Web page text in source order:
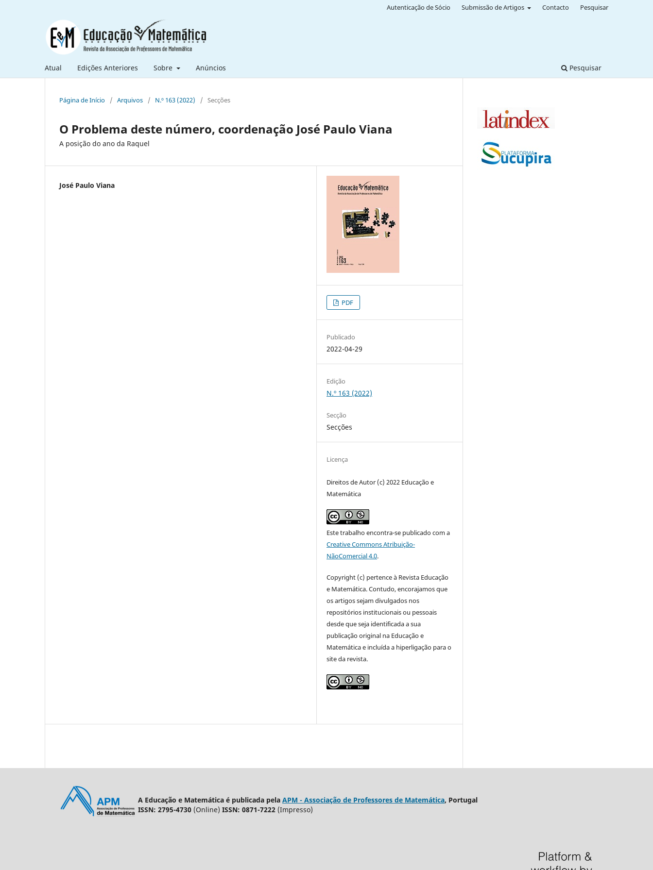
Atual Edições Anteriores Sobre Anúncios Pesquisar
Autenticação de Sócio Submissão de Artigos Contacto Pesquisar
Página de Início / Arquivos / N.º 163 (2022) / Secções
O Problema deste número, coordenação José Paulo Viana
A posição do ano da Raquel
José Paulo Viana
PDF
Publicado
2022-04-29
Edição
N.º 163 (2022)
Secção
Secções
Licença
Direitos de Autor (c) 2022 Educação e
Matemática
Este trabalho encontra-se publicado com a
Creative Commons Atribuição-
NãoComercial 4.0.
Copyright (c) pertence à Revista Educação
e Matemática. Contudo, encorajamos que
os artigos sejam divulgados nos
repositórios institucionais ou pessoais
desde que seja identificada a sua
publicação original na Educação e
Matemática e incluída a hiperligação para o
site da revista.
A Educação e Matemática é publicada pela APM - Associação de Professores de Matemática, Portugal
ISSN: 2795-4730 (Online) ISSN: 0871-7222 (Impresso)